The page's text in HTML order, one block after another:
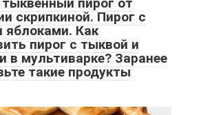
пирог от
скрипкиной. Пирог с
яблоками. Как
пирог с тыквой и
в мультиварке? Заранее
такие продукты